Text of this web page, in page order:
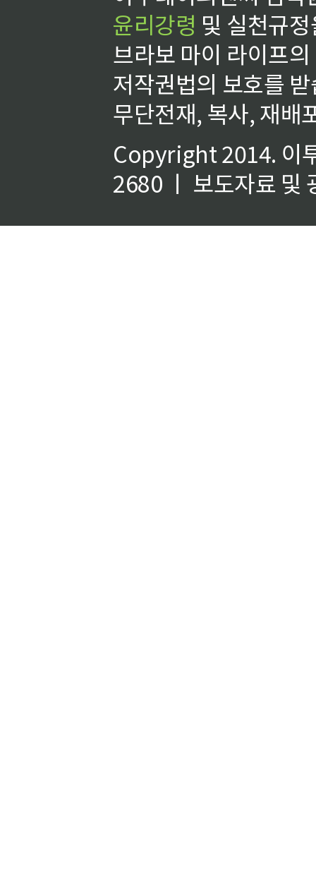
윤리강령 및 실천규
브라보 마이 라이프
저작권법의 보호를
무단전재, 복사, 재배
Copyright 2014. 이
2680 ㅣ 보도자료